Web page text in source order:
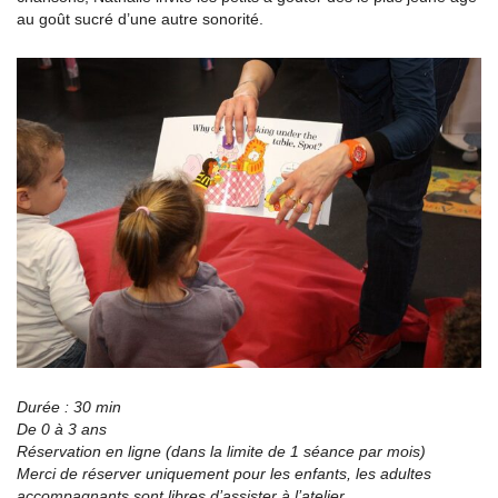
au goût sucré d’une autre sonorité.
Durée : 30 min
De 0 à 3 ans
Réservation en ligne (dans la limite de 1 séance par mois)
Merci de réserver uniquement pour les enfants, les adultes